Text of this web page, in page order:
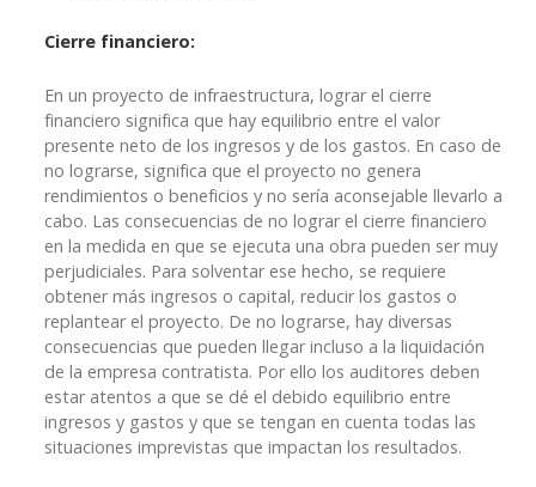
Cierre financiero:
En un proyecto de infraestructura, lograr el cierre
financiero significa que hay equilibrio entre el valor
presente neto de los ingresos y de los gastos. En caso de
no lograrse, significa que el proyecto no genera
rendimientos o beneficios y no sería aconsejable llevarlo a
cabo. Las consecuencias de no lograr el cierre financiero
en la medida en que se ejecuta una obra pueden ser muy
perjudiciales. Para solventar ese hecho, se requiere
obtener más ingresos o capital, reducir los gastos o
replantear el proyecto. De no lograrse, hay diversas
consecuencias que pueden llegar incluso a la liquidación
de la empresa contratista. Por ello los auditores deben
estar atentos a que se dé el debido equilibrio entre
ingresos y gastos y que se tengan en cuenta todas las
situaciones imprevistas que impactan los resultados.